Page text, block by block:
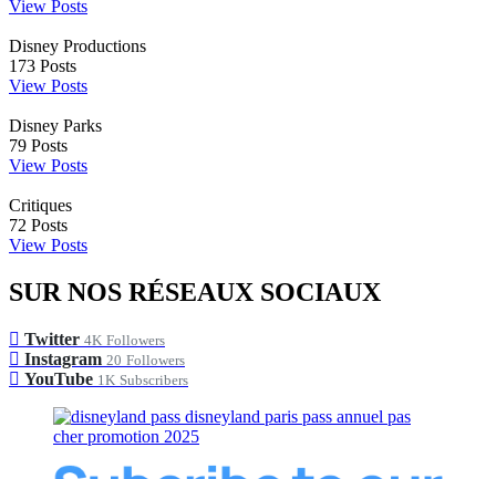
View Posts
Disney Productions
173 Posts
View Posts
Disney Parks
79 Posts
View Posts
Critiques
72 Posts
View Posts
SUR NOS RÉSEAUX SOCIAUX
Twitter 4K Followers
Instagram 20 Followers
YouTube 1K Subscribers